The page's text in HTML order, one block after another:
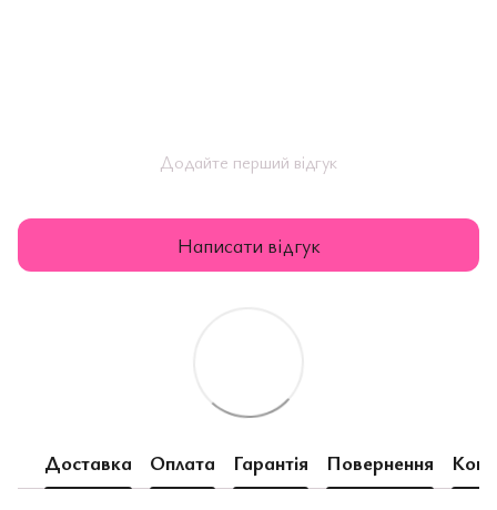
Додайте перший відгук
Написати відгук
Доставка Оплата Гарантія Повернення